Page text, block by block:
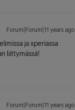
Forum|Forum|11 years ago
ja xperiassa
liittymässä!
Forum|Forum|11 years ago